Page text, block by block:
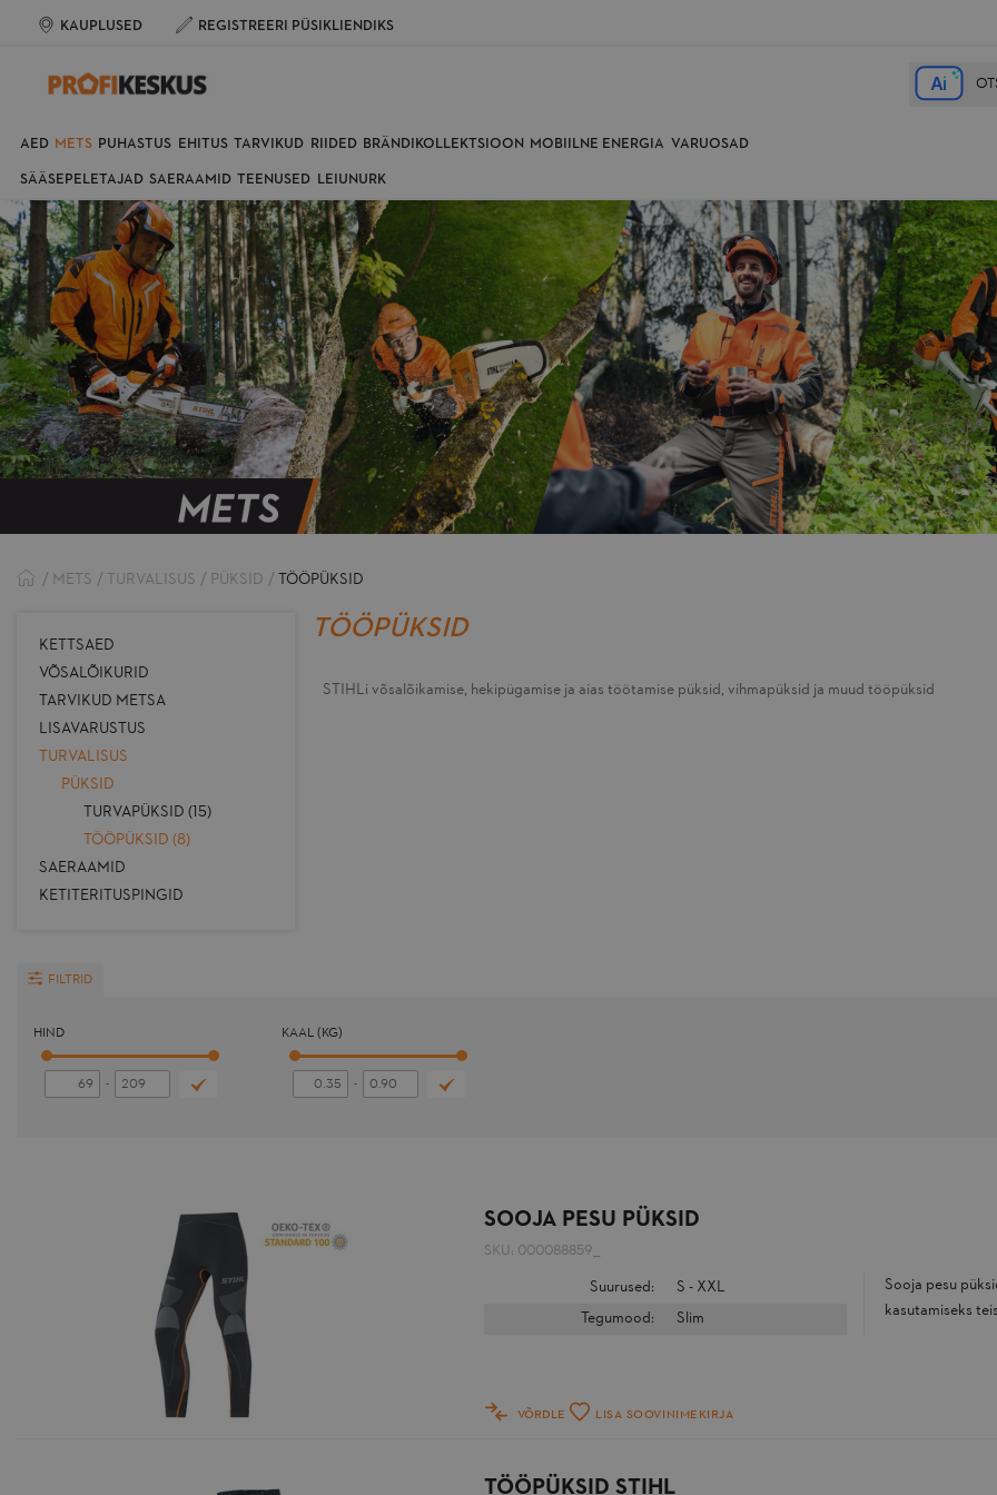
KAUPLUSED REGISTREERI PÜSIKLIENDIKS
Ai
AED METS PUHASTUS EHITUS TARVIKUD RIIDED BRÄNDIKOLLEKTSIOON MOBIILNE ENERGIA VARUOSAD
SÄÄSEPELETAJAD SAERAAMID TEENUSED LEIUNURK
METS TURVALISUS PÜKSID TÖÖPÜKSID
KETTSAED
VÕSALÕIKURID
TARVIKUD METSA
LISAVARUSTUS
TURVALISUS
PÜKSID
TURVAPÜKSID (15)
TÖÖPÜKSID (8)
SAERAAMID
KETITERITUSPINGID
TÖÖPÜKSID
STIHLi võsalõikamise, hekipügamise ja aias töötamise püksid, vihmapüksid ja muud tööpüksid
FILTRID
HIND
-
KAAL (KG)
-
SOOJA PESU PÜKSID
SKU: 000088859__
Suurused:
S - XXL
Tegumood:
Slim
VÕRDLE LISA SOOVINIMEKIRJA
Sooja pesu
kasutamiseks
TÖÖPÜKSID STIHL